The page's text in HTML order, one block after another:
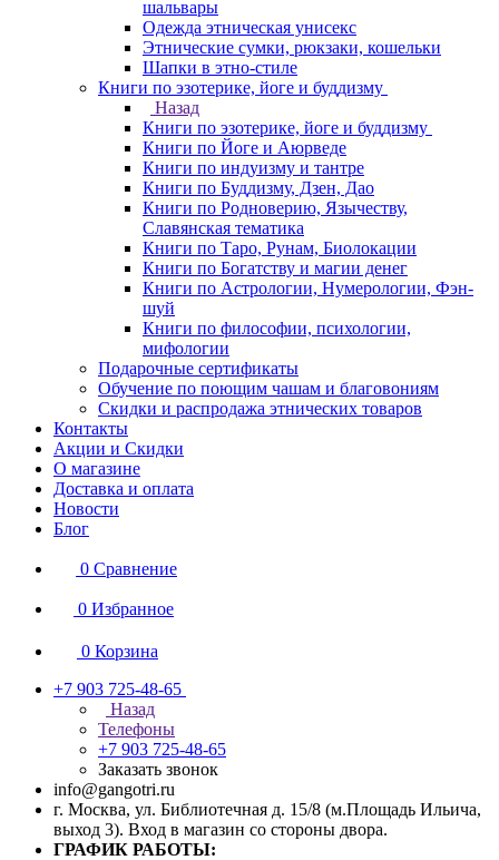
шальвары
Одежда этническая унисекс
Этнические сумки, рюкзаки, кошельки
Шапки в этно-стиле
Книги по эзотерике, йоге и буддизму
Назад
Книги по эзотерике, йоге и буддизму
Книги по Йоге и Аюрведе
Книги по индуизму и тантре
Книги по Буддизму, Дзен, Дао
Книги по Родноверию, Язычеству,
Славянская тематика
Книги по Таро, Рунам, Биолокации
Книги по Богатству и магии денег
Книги по Астрологии, Нумерологии, Фэн-
шуй
Книги по философии, психологии,
мифологии
Подарочные сертификаты
Обучение по поющим чашам и благовониям
Скидки и распродажа этнических товаров
Контакты
Акции и Скидки
О магазине
Доставка и оплата
Новости
Блог
0 Сравнение
0 Избранное
0 Корзина
+7 903 725-48-65
Назад
Телефоны
+7 903 725-48-65
Заказать звонок
info@gangotri.ru
г. Москва, ул. Библиотечная д. 15/8 (м.Площадь Ильича,
выход 3). Вход в магазин со стороны двора.
ГРАФИК РАБОТЫ: